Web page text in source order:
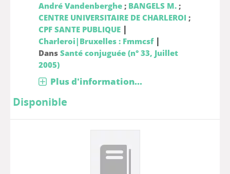
André Vandenberghe; BANGELS M.;
CENTRE UNIVERSITAIRE DE CHARLEROI ;
CPF SANTE PUBLIQUE |
Charleroi|Bruxelles : Fmmcsf|
Dans Santé conjuguée (n° 33, Juillet
2005)
Plus d'information...
Disponible